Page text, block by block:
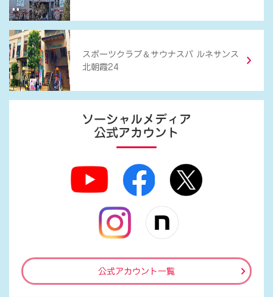
スポーツクラブ ＆ サウナスパ ルネサンス
北朝霞24
ソーシャルメディア
公式アカウント
公式アカウント一覧